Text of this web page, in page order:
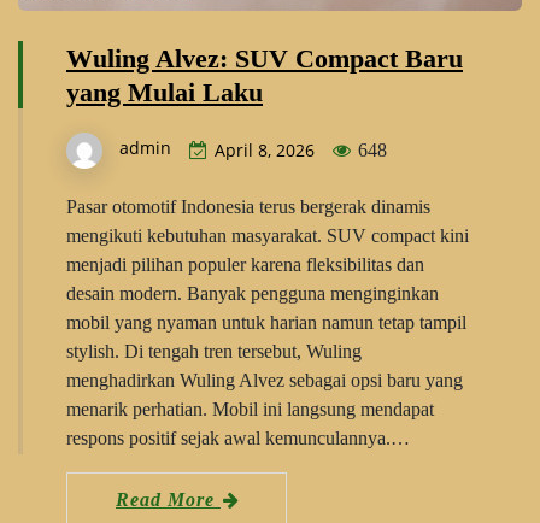
Wuling Alvez: SUV Compact Baru
yang Mulai Laku
admin April 8, 2026 648
Pasar otomotif Indonesia terus bergerak dinamis
mengikuti kebutuhan masyarakat. SUV compact kini
menjadi pilihan populer karena fleksibilitas dan
desain modern. Banyak pengguna menginginkan
mobil yang nyaman untuk harian namun tetap tampil
stylish. Di tengah tren tersebut, Wuling
menghadirkan Wuling Alvez sebagai opsi baru yang
menarik perhatian. Mobil ini langsung mendapat
respons positif sejak awal kemunculannya.…
Read More